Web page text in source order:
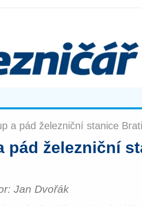
a pád železniční stanice
pád železniční
Jan Dvořák